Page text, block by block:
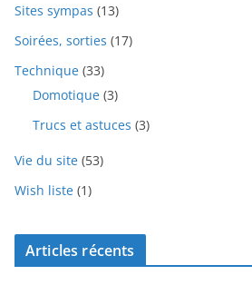
Sites sympas (13)
Soirées, sorties (17)
Technique (33)
Domotique (3)
Trucs et astuces (3)
Vie du site (53)
Wish liste (1)
Articles récents